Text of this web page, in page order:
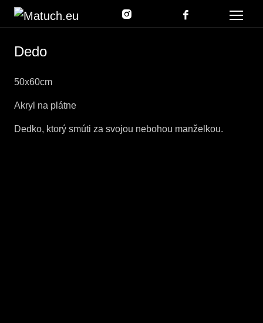
Dedo
50x60cm
Akryl na plátne
Dedko, ktorý smúti za svojou nebohou manželkou.